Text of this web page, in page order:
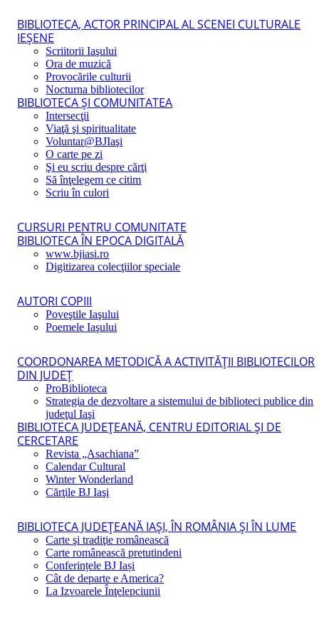
BIBLIOTECA, ACTOR PRINCIPAL AL SCENEI CULTURALE
IEŞENE
Scriitorii Iaşului
Ora de muzică
Provocările culturii
Nocturna bibliotecilor
BIBLIOTECA ŞI COMUNITATEA
Intersecţii
Viaţă şi spiritualitate
Voluntar@BJIaşi
O carte pe zi
Şi eu scriu despre cărţi
Să înţelegem ce citim
Scriu în culori
CURSURI PENTRU COMUNITATE
BIBLIOTECA ÎN EPOCA DIGITALĂ
www.bjiasi.ro
Digitizarea colecţiilor speciale
AUTORI COPIII
Poveştile Iaşului
Poemele Iaşului
COORDONAREA METODICĂ A ACTIVITĂŢII BIBLIOTECILOR
DIN JUDEŢ
ProBiblioteca
Strategia de dezvoltare a sistemului de biblioteci publice din
judeţul Iaşi
BIBLIOTECA JUDEŢEANĂ, CENTRU EDITORIAL ŞI DE
CERCETARE
Revista „Asachiana”
Calendar Cultural
Winter Wonderland
Cărţile BJ Iaşi
BIBLIOTECA JUDEŢEANĂ IAŞI, ÎN ROMÂNIA ŞI ÎN LUME
Carte şi tradiţie românească
Carte românească pretutindeni
Conferințele BJ Iași
Cât de departe e America?
La Izvoarele Înţelepciunii